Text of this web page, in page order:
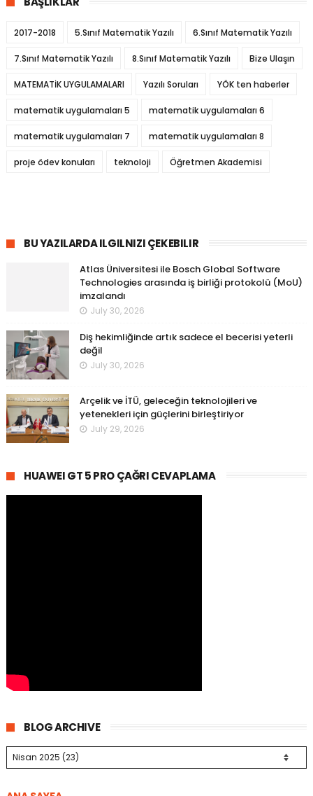
2017-2018 5.Sınıf Matematik Yazılı 6.Sınıf Matematik Yazılı
7.Sınıf Matematik Yazılı 8.Sınıf Matematik Yazılı Bize Ulaşın
MATEMATİK UYGULAMALARI Yazılı Soruları YÖK ten haberler
matematik uygulamaları 5 matematik uygulamaları 6
matematik uygulamaları 7 matematik uygulamaları 8
proje ödev konuları teknoloji Öğretmen Akademisi
BU YAZILARDA ILGILNIZI ÇEKEBILIR
Atlas Üniversitesi ile Bosch Global Software
Technologies arasında iş birliği protokolü (MoU)
imzalandı
July 30, 2026
Diş hekimliğinde artık sadece el becerisi yeterli
değil
July 30, 2026
Arçelik ve İTÜ, geleceğin teknolojileri ve
yetenekleri için güçlerini birleştiriyor
July 29, 2026
HUAWEI GT 5 PRO ÇAĞRI CEVAPLAMA
BLOG ARCHIVE